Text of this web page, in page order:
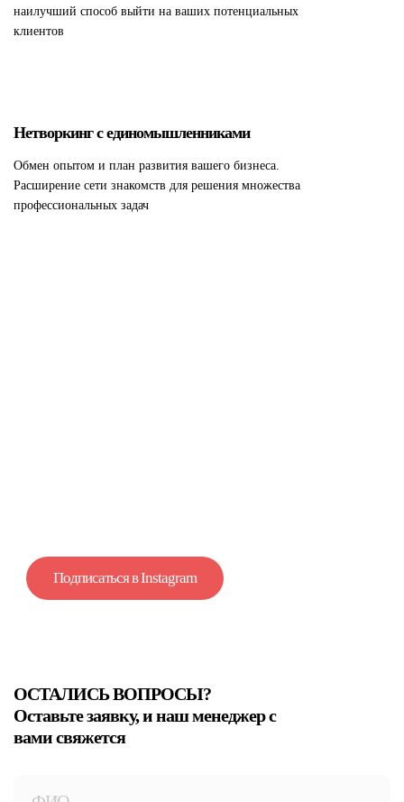
наилучший способ выйти на ваших потенциальных
клиентов
Нетворкинг с единомышленниками
Обмен опытом и план развития вашего бизнеса.
Расширение сети знакомств для решения множества
профессиональных задач
Подписаться в Instagram
ОСТАЛИСЬ ВОПРОСЫ?
Оставьте заявку, и наш менеджер с
вами свяжется